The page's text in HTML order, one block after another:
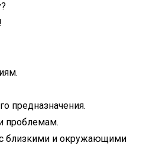
предназначения.
проблемам.
близкими и окружающими